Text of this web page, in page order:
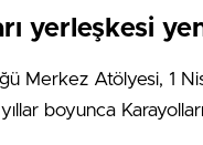
yerleşkesi
Merkez Atölyesi, 1
boyunca